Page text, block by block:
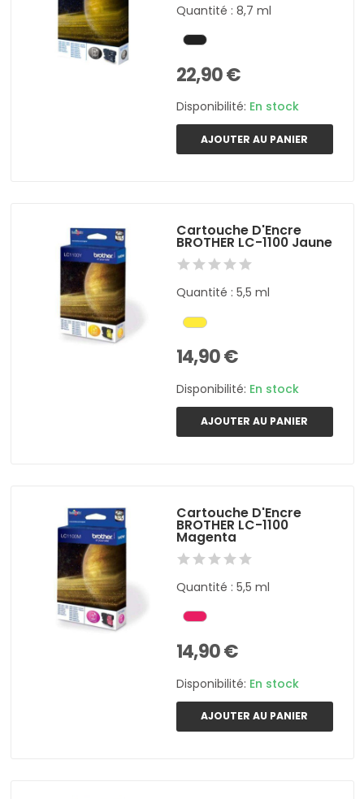
Quantité : 8,7 ml
22,90 €
Disponibilité: En stock
AJOUTER AU PANIER
Cartouche D'Encre
BROTHER LC-1100 Jaune
Quantité : 5,5 ml
14,90 €
Disponibilité: En stock
AJOUTER AU PANIER
Cartouche D'Encre
BROTHER LC-1100
Magenta
Quantité : 5,5 ml
14,90 €
Disponibilité: En stock
AJOUTER AU PANIER